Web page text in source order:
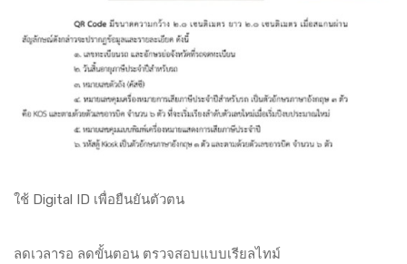
ใช้ Digital ID เพื่อยืนยันตัวตน
ลดเวลารอ ลดขั้นตอน ตรวจสอบแบบเรียลไทม์